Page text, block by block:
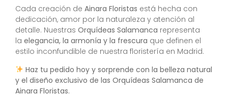
Cada creación de Ainara Floristas está hecha con
dedicación, amor por la naturaleza y atención al
detalle. Nuestras Orquídeas Salamanca representa
la elegancia, la armonía y la frescura que definen el
estilo inconfundible de nuestra floristería en Madrid.
Haz tu pedido hoy y sorprende con la belleza natural
y el diseño exclusivo de las Orquídeas Salamanca de
Ainara Floristas.